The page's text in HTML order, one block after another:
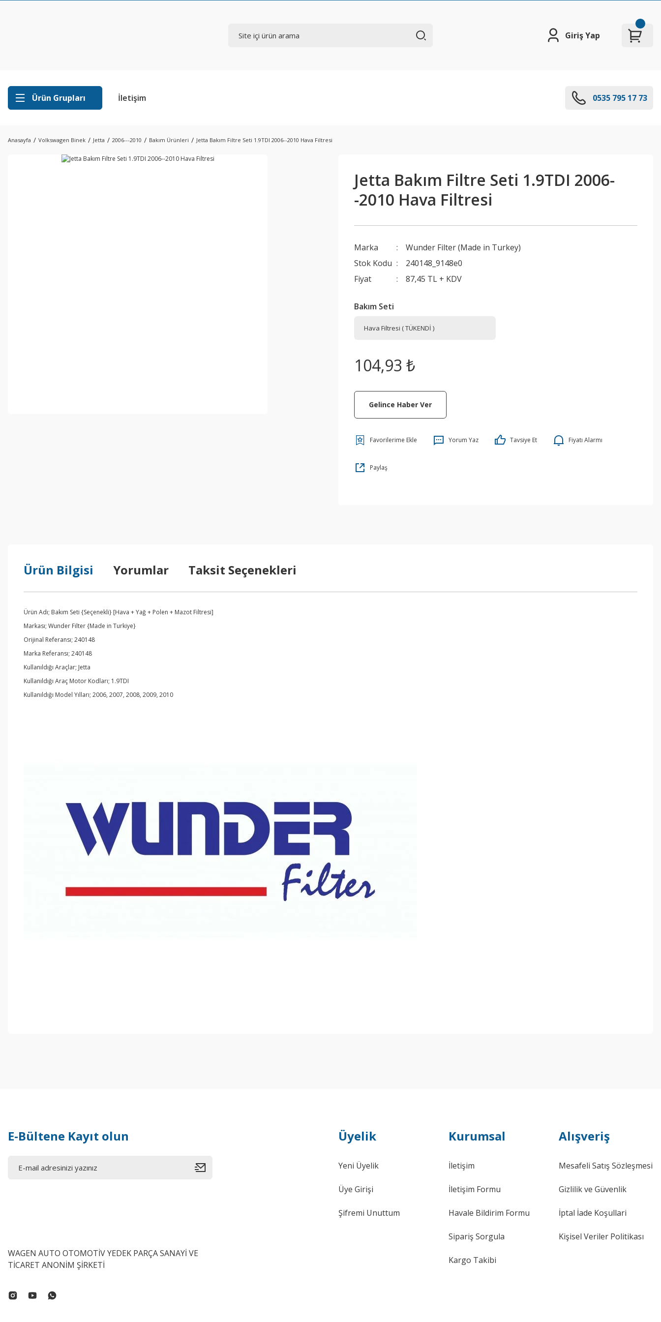
Giriş Yap
Ürün Grupları İletişim 0535 795 17 73
Anasayfa Volkswagen Binek Jetta 2006---2010 Bakım Ürünleri Jetta Bakım Filtre Seti 1.9TDI 2006--2010 Hava Filtresi
Jetta Bakım Filtre Seti 1.9TDI 2006-
-2010 Hava Filtresi
Marka
Wunder Filter (Made in Turkey)
Stok Kodu
240148_9148e0
Fiyat
87,45 TL + KDV
Bakım Seti
104,93 ₺
Gelince Haber Ver
Yorum Yaz Tavsiye Et Fiyatı Alarmı
Paylaş
Ürün Bilgisi Yorumlar Taksit Seçenekleri
Ürün Adı; Bakım Seti {Seçenekli} [Hava + Yağ + Polen + Mazot Filtresi]
Markası; Wunder Filter {Made in Turkiye}
Orijinal Referansı; 240148
Marka Referansı; 240148
Kullanıldığı Araçlar; Jetta
Kullanıldığı Araç Motor Kodları; 1.9TDI
Kullanıldığı Model Yılları; 2006, 2007, 2008, 2009, 2010
E-Bültene Kayıt olun
WAGEN AUTO OTOMOTİV YEDEK PARÇA SANAYİ VE
TİCARET ANONİM ŞİRKETİ
Üyelik
Yeni Üyelik
Üye Girişi
Şifremi Unuttum
Kurumsal
İletişim
İletişim Formu
Havale Bildirim Formu
Sipariş Sorgula
Kargo Takibi
Alışveriş
Mesafeli Satış Sözleşmesi
Gizlilik ve Güvenlik
İptal İade Koşullari
Kişisel Veriler Politikası